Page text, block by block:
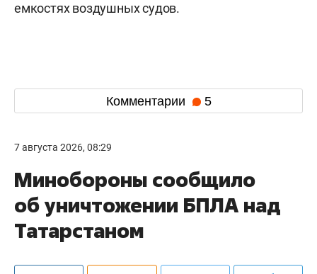
емкостях воздушных судов.
Комментарии 5
7 августа 2026, 08:29
Минобороны сообщило
об уничтожении БПЛА над
Татарстаном